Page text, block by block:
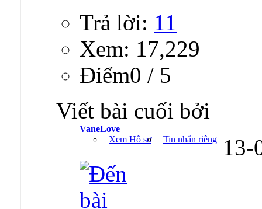
Trả lời: 11
Xem: 17,229
Ðiểm0 / 5
Viết bài cuối bởi
VaneLove
Xem Hồ sơ
Tin nhắn riêng